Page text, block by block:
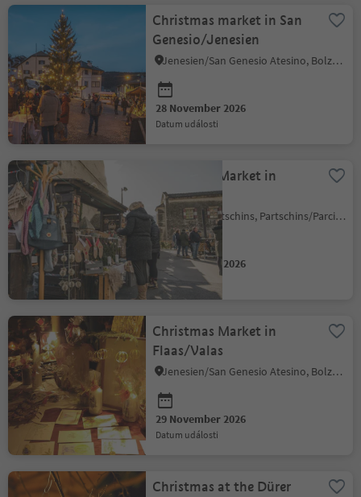
Christmas market in San
Genesio/Jenesien
Jenesien/San Genesio Atesino, Bolzano/Bozen and environs
28 November 2026
datum události
Christmas Market in
Partschins
Parcines/Partschins, Partschins/Parcines, Meran/Merano and environs
29 November 2026
datum události
Christmas Market in
Flaas/Valas
Jenesien/San Genesio Atesino, Bolzano/Bozen and environs
29 November 2026
datum události
Christmas at the Dürer